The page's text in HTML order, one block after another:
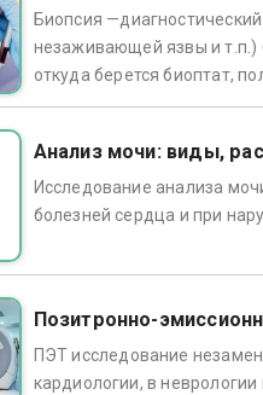
Биопсия
незаживающей язвы и т.п.)
откуда берется биоптат,
Анализ мочи: виды,
Исследование анализа
болезней сердца и при
Позитронно-
ПЭТ исследование
кардиологии, в